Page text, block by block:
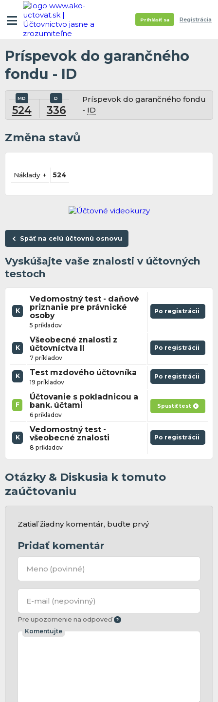
Prihlásiť sa Registrácia
Príspevok do garančného
fondu - ID
524 336
Príspevok do garančného fondu
- ID
Změna stavů
Náklady + 524
Späť na celú účtovnú osnovu
Vyskúšajte vaše znalosti v účtovných
testoch
K
Vedomostný test - daňové
priznanie pre právnické
osoby
5 príkladov
Po registrácii
K
Všeobecné znalosti z
účtovníctva II
7 príkladov
Po registrácii
K Test mzdového účtovníka
19 príkladov
Po registrácii
F
Účtovanie s pokladnicou a
bank. účtami
6 príkladov
Spustiť test
K
Vedomostný test -
všeobecné znalosti
8 príkladov
Po registrácii
Otázky & Diskusia k tomuto
zaúčtovaniu
Zatiaľ žiadny komentár, buďte prvý
Pridať komentár
Meno (povinné)
E-mail (nepovinný)
Pre upozornenie na odpoveď
Komentujte